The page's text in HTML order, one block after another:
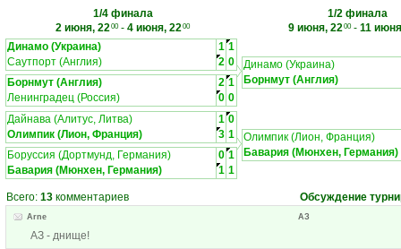
1/4 финала
2 июня, 2200- 4 июня, 2200
1/2 финала
9 июня, 2200- 11
Динамо (Украина)
1 1
Саутпорт (Англия)
2 0
Борнмут (Англия)
2 1
Ленинградец (Россия)
0 0
Динамо (Украина)
Борнмут (Англия)
Дайнава (Алитус, Литва) 1 0
Олимпик (Лион, Франция)
3 1
Боруссия (Дортмунд, Германия)
0 1
Бавария (Мюнхен, Германия)
1 1
Олимпик (Лион, Франция)
Бавария (Мюнхен, Германия)
Всего: 13 комментариев Обсуждение
Arne АЗ
АЗ - днище!